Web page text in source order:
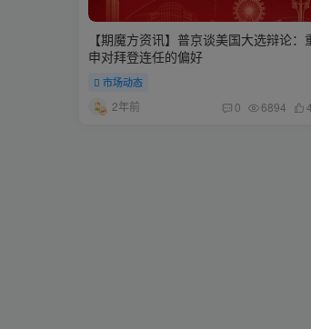
【期魔方资讯】普京谈美国大选辩论：
申对拜登连任的偏好
市场动态
2年前 0 6894